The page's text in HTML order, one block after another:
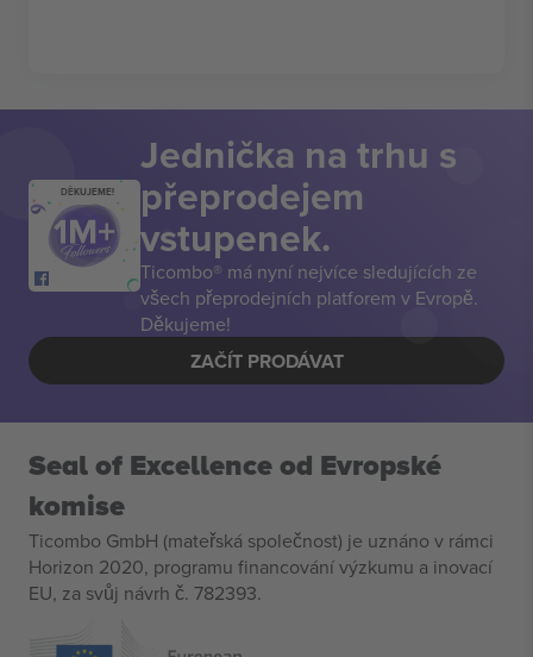
DĚKUJEME!
Jednička na trhu s
přeprodejem
vstupenek.
Ticombo® má nyní nejvíce sledujících ze
všech přeprodejních platforem v Evropě.
Děkujeme!
ZAČÍT PRODÁVAT
Seal of Excellence od Evropské
komise
Ticombo GmbH (mateřská společnost) je uznáno v rámci
Horizon 2020, programu financování výzkumu a inovací
EU, za svůj návrh č. 782393.